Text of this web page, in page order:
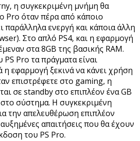
η συγκεκριμένη μνήμη θα
Pro όταν πέρα από κάποιο
παράλληλα ενεργή και κάποια άλλη
Στο απλό PS4, και η εφαρμογή
στα 8GB της βασικής RAM.
Pro τα πράγματα είναι
η εφαρμογή ξεκινά να κάνει χρήση
επιστρέφετε στο gaming, η
σε standby στο επιπλέον ένα GB
σύστημα. Η συγκεκριμένη
την απελευθέρωση επιπλέον
απαιτήσεις που θα έχουν
του PS Pro.